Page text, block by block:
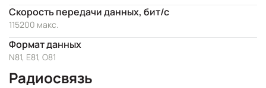
Скорость передачи данных, бит/с
115200 макс.
Формат данных
N81, E81, O81
Радиосвязь